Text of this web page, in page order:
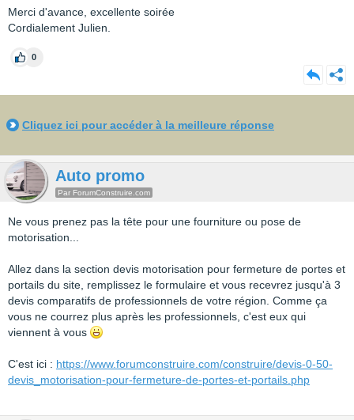
Merci d'avance, excellente soirée
Cordialement Julien.
0
Cliquez ici pour accéder à la meilleure réponse
Auto promo
Par ForumConstruire.com
Ne vous prenez pas la tête pour une fourniture ou pose de
motorisation...
Allez dans la section devis motorisation pour fermeture de portes et
portails du site, remplissez le formulaire et vous recevrez jusqu'à 3
devis comparatifs de professionnels de votre région. Comme ça
vous ne courrez plus après les professionnels, c'est eux qui
viennent à vous
C'est ici : https://www.forumconstruire.com/construire/devis-0-50-
devis_motorisation-pour-fermeture-de-portes-et-portails.php